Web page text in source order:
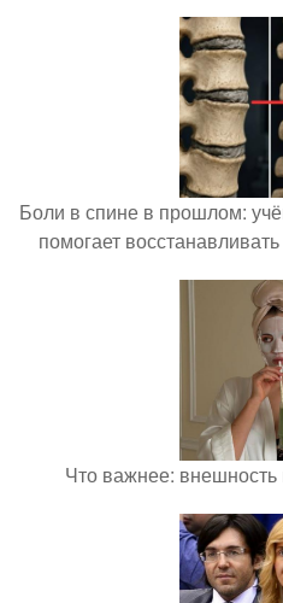
Боли в спине в прошлом:
помогает
Что важнее: